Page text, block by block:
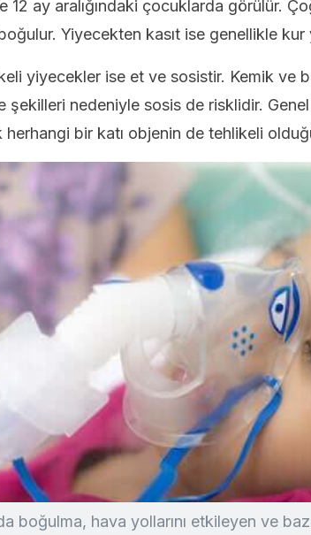
12 ay aralığındaki çocuklarda görülür.
Yiyecekten kasıt ise genellikle
yiyecekler ise et ve sosistir. Kemik ve
şekilleri nedeniyle sosis de risklidir.
herhangi bir katı objenin de tehlikeli
boğulma, hava yollarını etkileyen ve